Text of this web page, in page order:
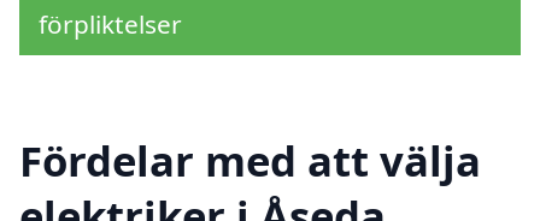
förpliktelser
Fördelar med att välja